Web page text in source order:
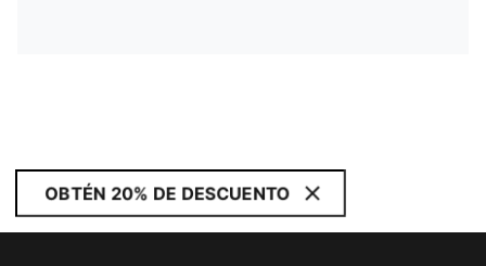
OBTÉN 20% DE DESCUENTO